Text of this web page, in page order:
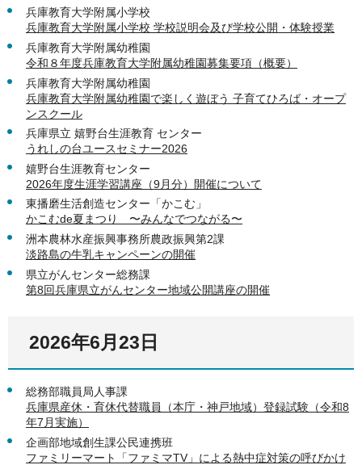
兵庫教育大学附属小学校
兵庫教育大学附属小学校 学校説明会及び学校公開・体験授業
兵庫教育大学附属幼稚園
令和８年度兵庫教育大学附属幼稚園募集要項（概要）
兵庫教育大学附属幼稚園
兵庫教育大学附属幼稚園で楽しく遊ぼう 子育てひろば・オープ
ンスクール
兵庫県立 嬉野台生涯教育 センター
うれしの台ユースセミナー2026
嬉野台生涯教育センター
2026年度生涯学習講座（9月分）開催について
東播磨生活創造センター「かこむ」
かこむde夏まつり 〜みんなでつながる〜
洲本農林水産振興事務所農政振興第2課
淡路島の牛乳キャンペーンの開催
県立がんセンター総務課
第8回兵庫県立がんセンター地域公開講座の開催
2026年6月23日
総務部職員局人事課
兵庫県産休・育休代替職員（本庁・神戸地域）登録試験（令和8
年7月実施）
企画部地域創生課公民連携班
ファミリーマート「ファミマTV」による熱中症対策の呼びかけ